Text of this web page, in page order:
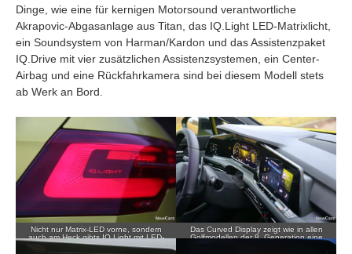
Dinge, wie eine für kernigen Motorsound verantwortliche
Akrapovic-Abgasanlage aus Titan, das IQ.Light LED-Matrixlicht,
ein Soundsystem von Harman/Kardon und das Assistenzpaket
IQ.Drive mit vier zusätzlichen Assistenzsystemen, ein Center-
Airbag und eine Rückfahrkamera sind bei diesem Modell stets
ab Werk an Bord.
Nicht nur Matrix-LED vorne, sondern
auch am Heck gibts IQ.Light mit LED-
Technik.
Das Curved Display zeigt wie in allen
Golfmodellen der 8. Generation eine